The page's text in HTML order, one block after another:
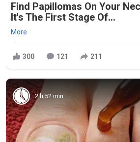
Find Papillomas On Your
It's The First Stage Of...
More
300 121 211
2 h 52 min